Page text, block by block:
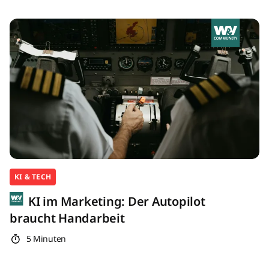
KI & TECH
KI im Marketing: Der Autopilot
braucht Handarbeit
5 Minuten